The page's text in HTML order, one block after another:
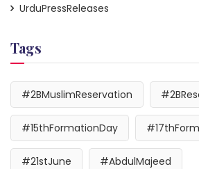
UrduPressReleases
Tags
#2BMuslimReservation
#15thFormationDay
#21stJune #AbdulMajeed